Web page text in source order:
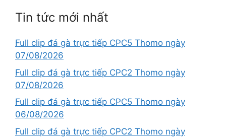
Tin tức mới nhất
Full clip đá gà trực tiếp CPC5 Thomo ngày
07/08/2026
Full clip đá gà trực tiếp CPC2 Thomo ngày
07/08/2026
Full clip đá gà trực tiếp CPC5 Thomo ngày
06/08/2026
Full clip đá gà trực tiếp CPC2 Thomo ngày